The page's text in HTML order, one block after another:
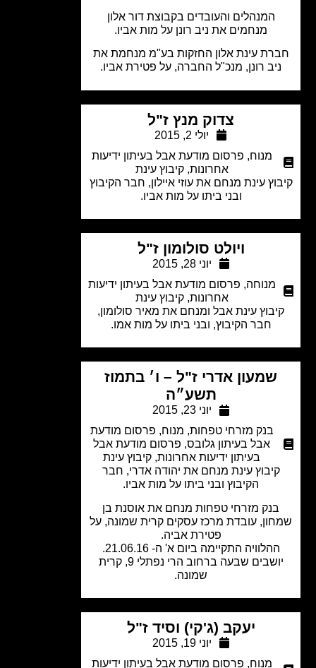
המנהלים והעובדים בקבוצת דור אלון
מנחמים את ניב רונן על מות אביו.
עינת אלון החזקות בע"מ מנחמת את
רונן, מנכ"ל החברה, על פטירת אביו.
צדוק מנץ ז"ל
מנוח,
פרסום מודעת אבל בעיתון ידיעות
אחרונות,קיבוץ עינת
עינת מנחם את עוזי איילון, חבר הקיבוץ
ובני ביתו על מות אביו.
ויולט סולומון ז"ל
מנוחה
פרסום מודעת אבל בעיתון ידיעות
אחרונות,קיבוץ עינת
עינת אבל ומנחם את מאיר סולומון,
חבר הקיבוץ, ובני ביתו על מות אמו.
שמעון אדרי ז"ל – ו׳ בתמוז
תשע״ה
בנק מזרחי טפחות,מנוח,פרסום מודעת
אבל בעיתון גלובס, פרסום מודעת אבל
בעיתון ידיעות אחרונות,קיבוץ עינת
קיבוץ עינת מנחם את יהודה אדרי, חבר
הקיבוץ ובני ביתו על מות אביו.
בנק מזרחי טפחות מנחם את אוסנת בן
עובדת מרכז עסקים קרית שמונה, על
פטירת אביה.
ההלוויה התקיימה ביום א' ה- 21.06.16.
יושבים שבעה ברחוב הרי נפתלי 9, קרית
יעקב (ג'קי) וסיד ז"ל
מנוח, פרסום מודעת אבל בעיתון ידיעות